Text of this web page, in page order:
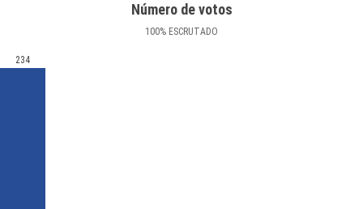
Número de votos
100% ESCRUTADO
234